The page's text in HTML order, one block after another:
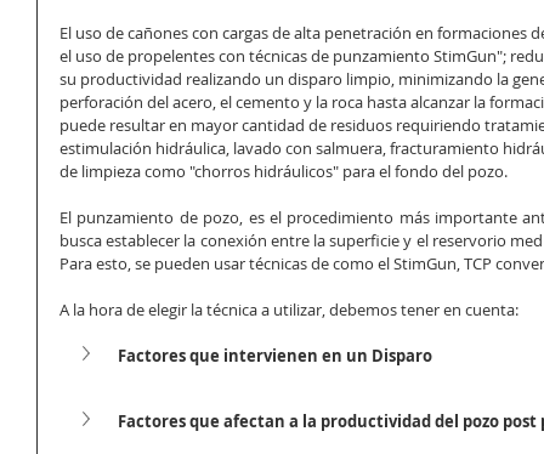
El uso de cañones con cargas de alta penetración en
el uso de propelentes con técnicas de punzamiento StimGun";
su productividad realizando un disparo limpio, minimizando la
perforación del acero, el cemento y la roca hasta alcanzar la
puede resultar en mayor cantidad de residuos requiriendo
estimulación hidráulica, lavado con salmuera, fracturamiento
de limpieza como "chorros hidráulicos" para el fondo del pozo.
El punzamiento de pozo, es el procedimiento más importante
busca establecer la conexión entre la superficie y el reservorio
Para esto, se pueden usar técnicas de como el StimGun, TCP
A la hora de elegir la técnica a utilizar, debemos tener en cuenta:
Factores que intervienen en un Disparo
Factores que afectan a la productividad del pozo